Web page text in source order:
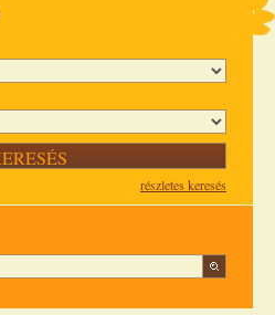
részletes keresés